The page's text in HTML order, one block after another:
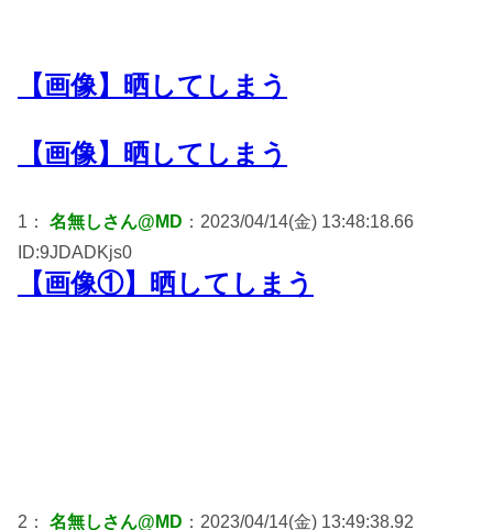
【画像】晒してしまう
【画像】晒してしまう
1： 名無しさん@MD ：2023/04/14(金) 13:48:18.66
ID:9JDADKjs0
【画像①】晒してしまう
2： 名無しさん@MD ：2023/04/14(金) 13:49:38.92